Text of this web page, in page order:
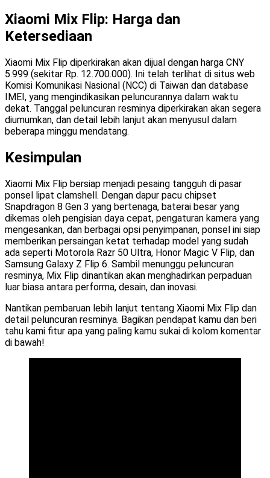
Xiaomi Mix Flip: Harga dan
Ketersediaan
Xiaomi Mix Flip diperkirakan akan dijual dengan harga CNY
5.999 (sekitar Rp. 12.700.000). Ini telah terlihat di situs web
Komisi Komunikasi Nasional (NCC) di Taiwan dan database
IMEI, yang mengindikasikan peluncurannya dalam waktu
dekat. Tanggal peluncuran resminya diperkirakan akan segera
diumumkan, dan detail lebih lanjut akan menyusul dalam
beberapa minggu mendatang.
Kesimpulan
Xiaomi Mix Flip bersiap menjadi pesaing tangguh di pasar
ponsel lipat clamshell. Dengan dapur pacu chipset
Snapdragon 8 Gen 3 yang bertenaga, baterai besar yang
dikemas oleh pengisian daya cepat, pengaturan kamera yang
mengesankan, dan berbagai opsi penyimpanan, ponsel ini siap
memberikan persaingan ketat terhadap model yang sudah
ada seperti Motorola Razr 50 Ultra, Honor Magic V Flip, dan
Samsung Galaxy Z Flip 6. Sambil menunggu peluncuran
resminya, Mix Flip dinantikan akan menghadirkan perpaduan
luar biasa antara performa, desain, dan inovasi.
Nantikan pembaruan lebih lanjut tentang Xiaomi Mix Flip dan
detail peluncuran resminya. Bagikan pendapat kamu dan beri
tahu kami fitur apa yang paling kamu sukai di kolom komentar
di bawah!